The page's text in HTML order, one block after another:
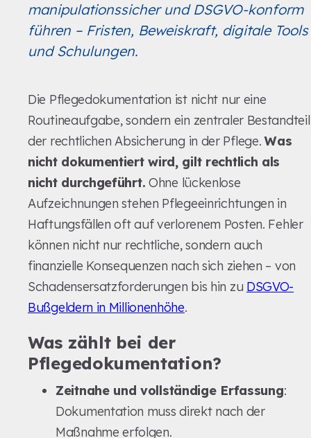
manipulationssicher und DSGVO-konform
führen – Fristen, Beweiskraft, digitale Tools
und Schulungen.
Die Pflegedokumentation ist nicht nur eine
Routineaufgabe, sondern ein zentraler Bestandteil
der rechtlichen Absicherung in der Pflege.Was
nicht dokumentiert wird, gilt rechtlich als
nicht durchgeführt. Ohne lückenlose
Aufzeichnungen stehen Pflegeeinrichtungen in
Haftungsfällen oft auf verlorenem Posten. Fehler
können nicht nur rechtliche, sondern auch
finanzielle Konsequenzen nach sich ziehen – von
Schadensersatzforderungen bis hin zu DSGVO-
Bußgeldern in Millionenhöhe.
Was zählt bei der
Pflegedokumentation?
Zeitnahe und vollständige Erfassung:
Dokumentation muss direkt nach der
Maßnahme erfolgen.